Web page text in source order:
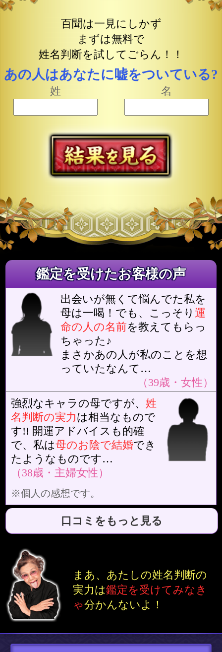
強烈なキャラの母ですが、
姓
は相当なもので
す!! 開運アドバイスも的確
で、私は母のお陰で結婚でき
たようなものです…
（38歳・主婦女性）
※個人の感想です。
口コミをもっと見る
まあ、あたしの姓名判断の
実力は鑑定を受けてみなき
ゃ分かんないよ！
約400の会員限定メニュー公開中!
まずは、マイメニュー登
録
さぁ何に悩んでいるんだ
い？私が占いをしてあげ
るから話してごらんなさ
い。
母、私いろいろ悩んでます…
あんたのことを占う
あんたの基本性格
あんたの仕事傾向
>>もっと見る
あの人のことを占う
あの人の金銭感覚
あの人の裏性格
あの人の仕事傾向